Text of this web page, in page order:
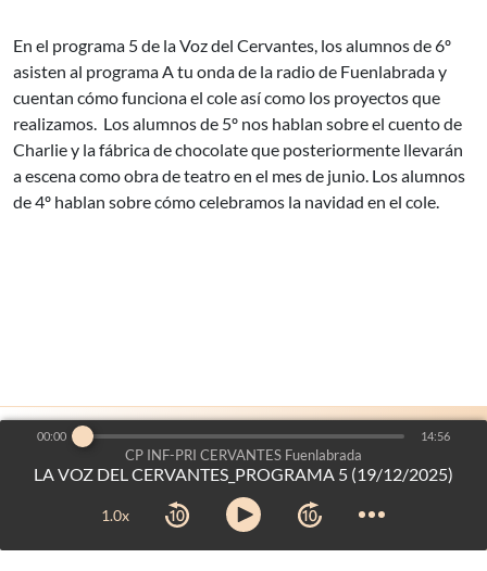
CP INF-PRI CERVANTES Fuenlabrada
LA VOZ DEL CERVANTES_PROGRAMA 5 (19/12/2025)
1.0x
00:00 14:56
En el programa 5 de la Voz del Cervantes, los alumnos de 6º
asisten al programa A tu onda de la radio de Fuenlabrada y
cuentan cómo funciona el cole así como los proyectos que
realizamos. Los alumnos de 5º nos hablan sobre el cuento de
Charlie y la fábrica de chocolate que posteriormente llevarán
a escena como obra de teatro en el mes de junio. Los alumnos
de 4º hablan sobre cómo celebramos la navidad en el cole.
©2026- Voces del Aulaes un proyecto de:
Dirección General de Bilingüismo y Calidad de la Enseñanza
Consejería de Educación, Ciencia y Universidades
de Madrid